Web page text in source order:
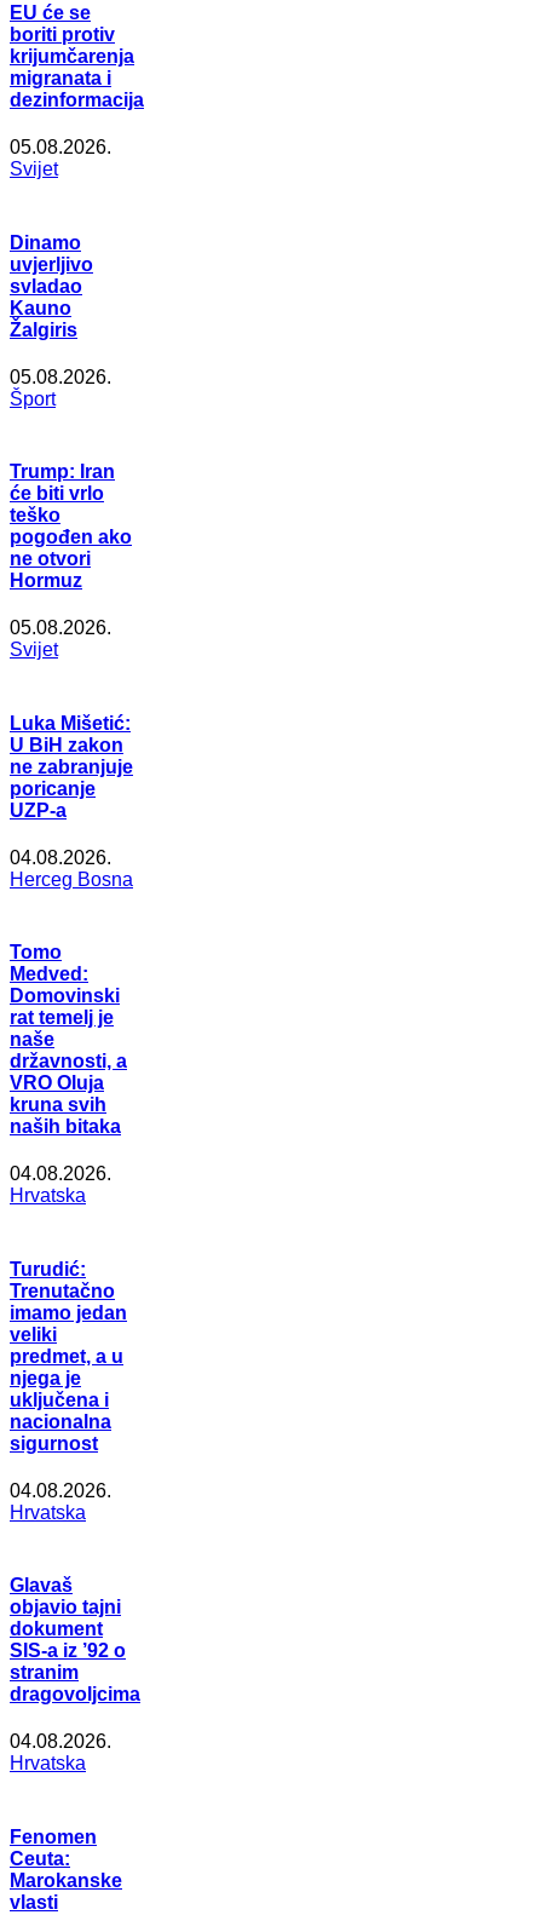
EU će se
boriti protiv
krijumčarenja
migranata i
dezinformacija
05.08.2026.
Svijet
Dinamo
uvjerljivo
svladao
Kauno
Žalgiris
05.08.2026.
Šport
Trump: Iran
će biti vrlo
teško
pogođen ako
ne otvori
Hormuz
05.08.2026.
Svijet
Luka Mišetić:
U BiH zakon
ne zabranjuje
poricanje
UZP-a
04.08.2026.
Herceg Bosna
Tomo
Medved:
Domovinski
rat temelj je
naše
državnosti, a
VRO Oluja
kruna svih
naših bitaka
04.08.2026.
Hrvatska
Turudić:
Trenutačno
imamo jedan
veliki
predmet, a u
njega je
uključena i
nacionalna
sigurnost
04.08.2026.
Hrvatska
Glavaš
objavio tajni
dokument
SIS-a iz ’92 o
stranim
dragovoljcima
04.08.2026.
Hrvatska
Fenomen
Ceuta:
Marokanske
vlasti